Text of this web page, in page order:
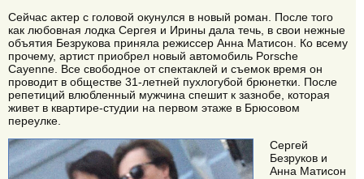
Сейчас актер с головой окунулся в новый роман. После того
как любовная лодка Сергея и Ирины дала течь, в свои нежные
объятия Безрукова приняла режиссер Анна Матисон. Ко всему
прочему, артист приобрел новый автомобиль Porsche
Cayenne. Все свободное от спектаклей и съемок время он
проводит в обществе 31-летней пухлогубой брюнетки. После
репетиций влюбленный мужчина спешит к зазнобе, которая
живет в квартире-студии на первом этаже в Брюсовом
переулке.
Сергей
Безруков и
Анна Матисон